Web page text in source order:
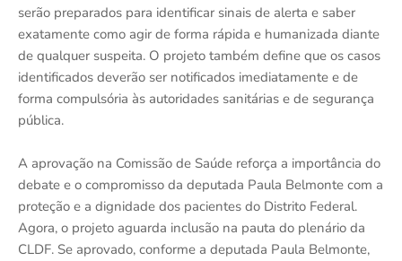
serão preparados para identificar sinais de alerta e saber
exatamente como agir de forma rápida e humanizada diante
de qualquer suspeita. O projeto também define que os casos
identificados deverão ser notificados imediatamente e de
forma compulsória às autoridades sanitárias e de segurança
pública.
A aprovação na Comissão de Saúde reforça a importância do
debate e o compromisso da deputada Paula Belmonte com a
proteção e a dignidade dos pacientes do Distrito Federal.
Agora, o projeto aguarda inclusão na pauta do plenário da
CLDF. Se aprovado, conforme a deputada Paula Belmonte,